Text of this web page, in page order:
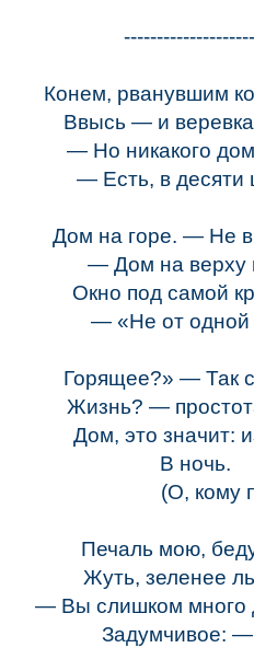
Конем, рванувшим
Ввысь — и
— Но никакого
— Есть, в десяти
Дом на горе. — Не
— Дом на верху
Окно под самой
— «Не от одной
Горящее?» — Так
Жизнь? —
Дом, это значит:
В ночь.
(О, кому
Печаль мою,
Жуть, зеленее
— Вы слишком много
Задумчивое: